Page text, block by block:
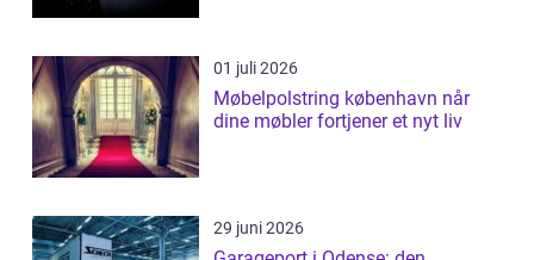
01 juli 2026
Møbelpolstring københavn når
dine møbler fortjener et nyt liv
29 juni 2026